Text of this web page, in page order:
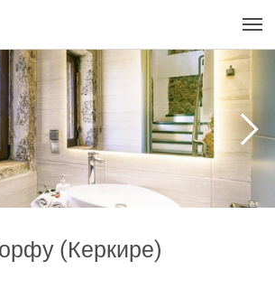
(Керкире)